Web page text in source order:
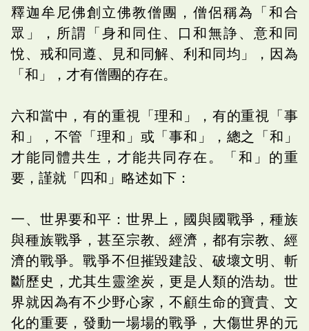
釋迦牟尼佛創立佛教僧團，僧侶稱為「和合
眾」，所謂「身和同住、口和無諍、意和同
悅、戒和同遵、見和同解、利和同均」，因為
「和」，才有僧團的存在。
六和當中，有的重視「理和」，有的重視「事
和」，不管「理和」或「事和」，總之「和」
才能同體共生，才能共同存在。「和」的重
要，謹就「四和」略述如下：
一、世界要和平：世界上，國與國戰爭，種族
與種族戰爭，甚至宗教、經濟，都有宗教、經
濟的戰爭。戰爭不但摧毀建設、破壞文明、斬
斷歷史，尤其生靈塗炭，更是人類的浩劫。世
界就因為有不少野心家，不顧生命的寶貴、文
化的重要，發動一場場的戰爭，大傷世界的元